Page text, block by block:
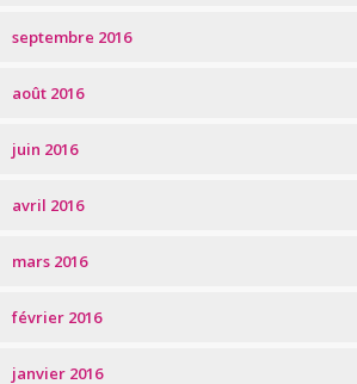
septembre 2016
août 2016
juin 2016
avril 2016
mars 2016
février 2016
janvier 2016